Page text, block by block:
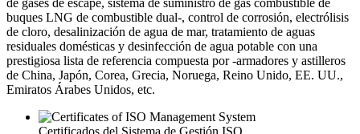
de gases de escape, sistema de suministro de gas combustible de
buques LNG de combustible dual-, control de corrosión, electrólisis
de cloro, desalinización de agua de mar, tratamiento de aguas
residuales domésticas y desinfección de agua potable con una
prestigiosa lista de referencia compuesta por -armadores y astilleros
de China, Japón, Corea, Grecia, Noruega, Reino Unido, EE. UU.,
Emiratos Árabes Unidos, etc.
Certificados del Sistema de Gestión ISO